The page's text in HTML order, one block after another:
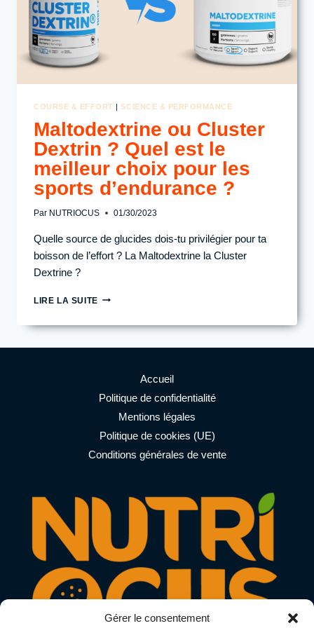
Gérer le consentement
COURSE & EFFORT |SCIENCE & PERFORMANCE
Maltodextrine ou Cluster
Dextrin ? Quel est le
meilleur choix pour les
sports d’endurance ?
Par NUTRIOCUS 01/30/2023
Quelle source de glucides dois-tu privilégier pour ta
boisson de l’effort ? La Maltodextrine la Cluster
Dextrine ?
LIRE LA SUITEMALTODEXTRINE
CLUSTER
?
MEILLEUR
CHOIX
POUR
SPORTS
Accueil
Politique de confidentialité
Mentions légales
Politique de cookies (UE)
Conditions générales de vente